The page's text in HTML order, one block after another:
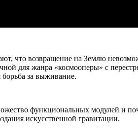
что возвращение на Землю
для жанра «космооперы» с
борьба за выживание.
функциональных модулей и
искусственной гравитации.